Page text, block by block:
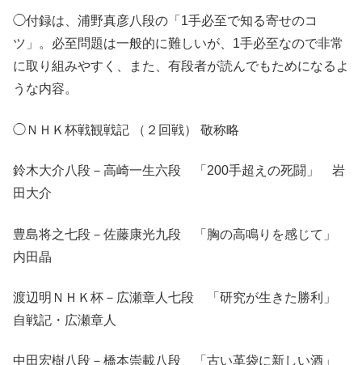
◯付録は、浦野真彦八段の「1手必至で知る寄せのコ
ツ」。必至問題は一般的に難しいが、1手必至なので非常
に取り組みやすく、また、有段者が読んでもためになるよ
うな内容。
◯ＮＨＫ杯戦観戦記 （２回戦） 敬称略
鈴木大介八段－高崎一生六段 「200手超えの死闘」 岩
田大介
豊島将之七段－佐藤康光九段 「胸の高鳴りを感じて」
内田晶
渡辺明ＮＨＫ杯－広瀬章人七段 「研究が生きた勝利」
自戦記・広瀬章人
中田宏樹八段－橋本崇載八段 「古い革袋に新しい酒」